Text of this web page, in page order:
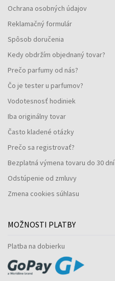
Ochrana osobných údajov
Reklamačný formulár
Spôsob doručenia
Kedy obdržím objednaný tovar?
Prečo parfumy od nás?
Čo je tester u parfumov?
Vodotesnosť hodiniek
Iba originálny tovar
Často kladené otázky
Prečo sa registrovať?
Bezplatná výmena tovaru do 30 dní
Odstúpenie od zmluvy
Zmena cookies súhlasu
MOŽNOSTI PLATBY
Platba na dobierku